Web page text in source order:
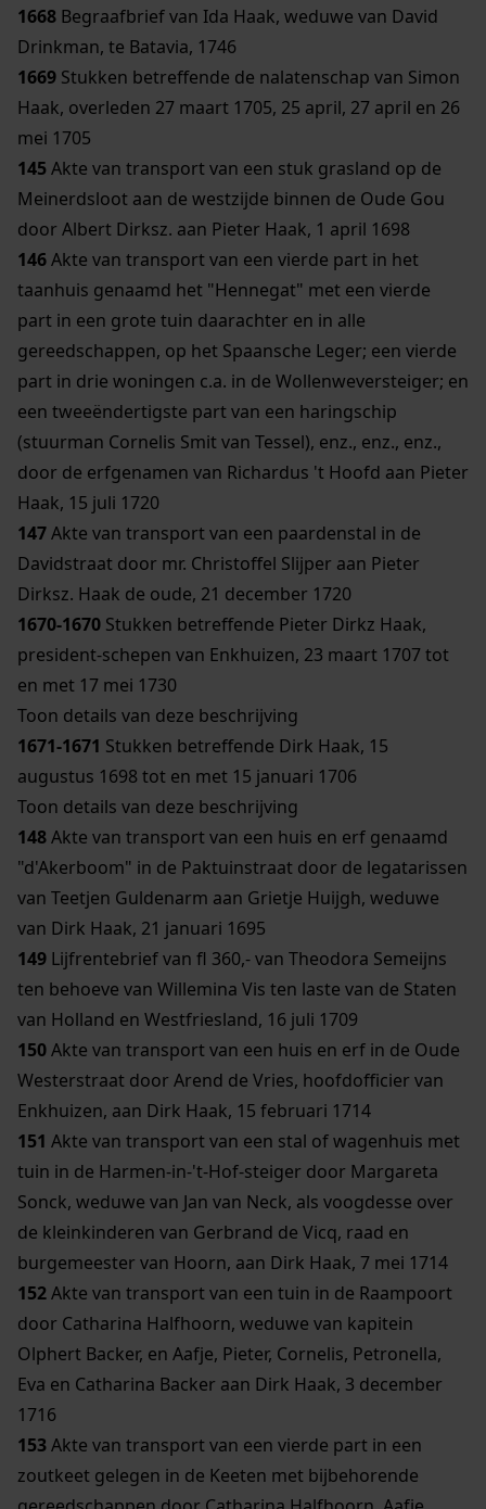
1668 Begraafbrief van Ida Haak, weduwe van David
Drinkman, te Batavia, 1746
1669 Stukken betreffende de nalatenschap van Simon
Haak, overleden 27 maart 1705, 25 april, 27 april en 26
mei 1705
145Akte van transport van een stuk grasland op de
Meinerdsloot aan de westzijde binnen de Oude Gou
door Albert Dirksz. aan Pieter Haak, 1 april 1698
146Akte van transport van een vierde part in het
taanhuis genaamd het "Hennegat" met een vierde
part in een grote tuin daarachter en in alle
gereedschappen, op het Spaansche Leger; een vierde
part in drie woningen c.a. in de Wollenweversteiger; en
een tweeëndertigste part van een haringschip
(stuurman Cornelis Smit van Tessel), enz., enz., enz.,
door de erfgenamen van Richardus 't Hoofd aan Pieter
Haak, 15 juli 1720
147Akte van transport van een paardenstal in de
Davidstraat door mr. Christoffel Slijper aan Pieter
Dirksz. Haak de oude, 21 december 1720
1670-1670 Stukken betreffende Pieter Dirkz Haak,
president-schepen van Enkhuizen, 23 maart 1707 tot
en met 17 mei 1730
Toon details van deze beschrijving
1671-1671 Stukken betreffende Dirk Haak, 15
augustus 1698 tot en met 15 januari 1706
Toon details van deze beschrijving
148Akte van transport van een huis en erf genaamd
"d'Akerboom" in de Paktuinstraat door de legatarissen
van Teetjen Guldenarm aan Grietje Huijgh, weduwe
van Dirk Haak, 21 januari 1695
149 Lijfrentebrief van fl 360,- van Theodora Semeijns
ten behoeve van Willemina Vis ten laste van de Staten
van Holland en Westfriesland, 16 juli 1709
150Akte van transport van een huis en erf in de Oude
Westerstraat door Arend de Vries, hoofdofficier van
Enkhuizen, aan Dirk Haak, 15 februari 1714
151 Akte van transport van een stal of wagenhuis met
tuin in de Harmen-in-'t-Hof-steiger door Margareta
Sonck, weduwe van Jan van Neck, als voogdesse over
de kleinkinderen van Gerbrand de Vicq, raad en
burgemeester van Hoorn, aan Dirk Haak, 7 mei 1714
152Akte van transport van een tuin in de Raampoort
door Catharina Halfhoorn, weduwe van kapitein
Olphert Backer, en Aafje, Pieter, Cornelis, Petronella,
Eva en Catharina Backer aan Dirk Haak, 3 december
1716
153Akte van transport van een vierde part in een
zoutkeet gelegen in de Keeten met bijbehorende